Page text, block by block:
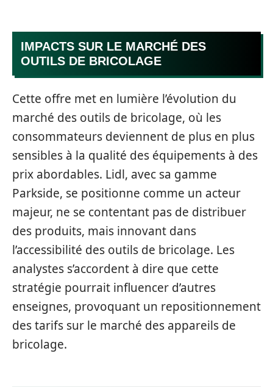
IMPACTS SUR LE MARCHÉ DES
OUTILS DE BRICOLAGE
Cette offre met en lumière l’évolution du
marché des outils de bricolage, où les
consommateurs deviennent de plus en plus
sensibles à la qualité des équipements à des
prix abordables. Lidl, avec sa gamme
Parkside, se positionne comme un acteur
majeur, ne se contentant pas de distribuer
des produits, mais innovant dans
l’accessibilité des outils de bricolage. Les
analystes s’accordent à dire que cette
stratégie pourrait influencer d’autres
enseignes, provoquant un repositionnement
des tarifs sur le marché des appareils de
bricolage.